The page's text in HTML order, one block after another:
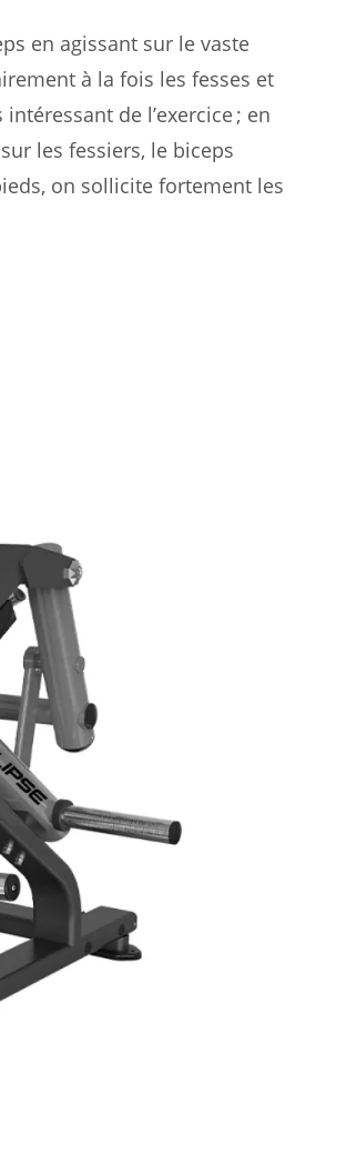
en agissant sur le vaste
à la fois les fesses et
de l’exercice ; en
les fessiers, le biceps
on sollicite fortement les